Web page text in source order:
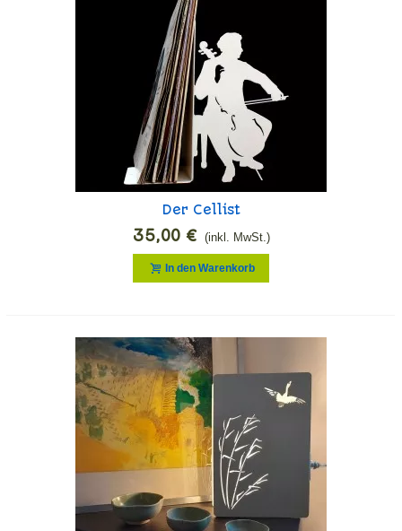
Der Cellist
35,00 € (inkl. MwSt.)
In den Warenkorb